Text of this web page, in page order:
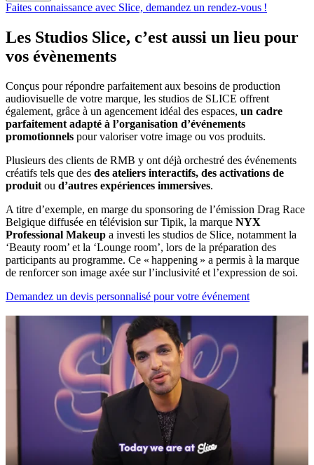
Faites connaissance avec Slice, demandez un rendez-vous !
Les Studios Slice, c’est aussi un lieu pour
vos évènements
Conçus pour répondre parfaitement aux besoins de production
audiovisuelle de votre marque, les studios de SLICE offrent
également, grâce à un agencement idéal des espaces, un cadre
parfaitement adapté à l’organisation d’événements
promotionnels pour valoriser votre image ou vos produits.
Plusieurs des clients de RMB y ont déjà orchestré des événements
créatifs tels que des des ateliers interactifs, des activations de
produit ou d’autres expériences immersives.
A titre d’exemple, en marge du sponsoring de l’émission Drag Race
Belgique diffusée en télévision sur Tipik, la marque NYX
Professional Makeup a investi les studios de Slice, notamment la
‘Beauty room’ et la ‘Lounge room’, lors de la préparation des
participants au programme. Ce « happening » a permis à la marque
de renforcer son image axée sur l’inclusivité et l’expression de soi.
Demandez un devis personnalisé pour votre événement